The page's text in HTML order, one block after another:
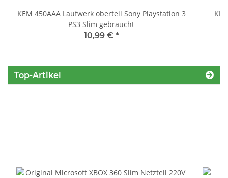
KEM 450AAA Laufwerk oberteil Sony Playstation 3
PS3 Slim gebraucht
10,99 € *
Top-Artikel